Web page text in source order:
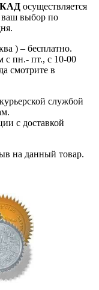
осуществляется
выбор по
) – бесплатно.
с пн.- пт., с 10-00
смотрите в
службой
с доставкой
на данный товар.